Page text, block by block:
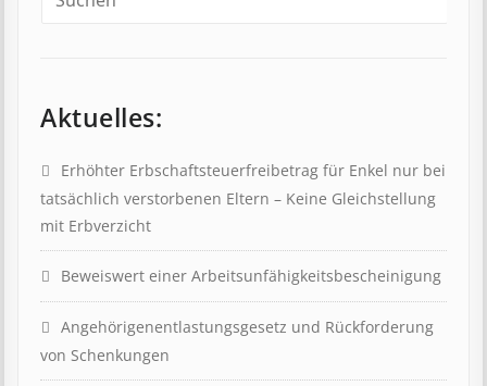
Aktuelles:
Erhöhter Erb­schaft­steuer­frei­be­trag für Enkel nur bei
tat­säch­lich ver­storb­en­en Eltern – Keine Gleich­stell­ung
mit Erb­verzicht
Beweis­wert einer Arbeits­un­fähig­keits­be­scheinig­ung
Angehörigenent­lastungs­ge­setz und Rück­ford­er­ung
von Schenk­ung­en